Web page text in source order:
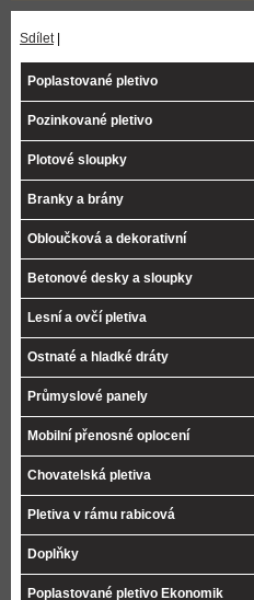
Sdílet
Poplastované pletivo
Pozinkované pletivo
Plotové sloupky
Branky a brány
Obloučková a dekorativní
Betonové desky a sloupky
Lesní a ovčí pletiva
Ostnaté a hladké dráty
Průmyslové panely
Mobilní přenosné oplocení
Chovatelská pletiva
Pletiva v rámu rabicová
Doplňky
Poplastované pletivo Ekonomik